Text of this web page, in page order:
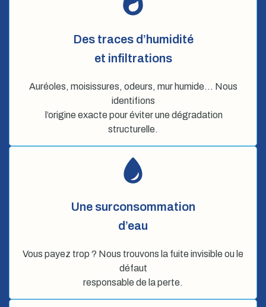
Des traces d’humidité
et infiltrations
Auréoles, moisissures, odeurs, mur humide… Nous
identifions
l’origine exacte pour éviter une dégradation
structurelle.
Une surconsommation
d’eau
Vous payez trop ? Nous trouvons la fuite invisible ou le
défaut
responsable de la perte.